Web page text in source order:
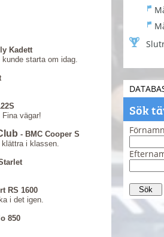
Kadett
starta om idag.
vägar!
- BMC Cooper S
klättra i klassen.
RS 1600
i det igen.
850
Sök
Förnamn